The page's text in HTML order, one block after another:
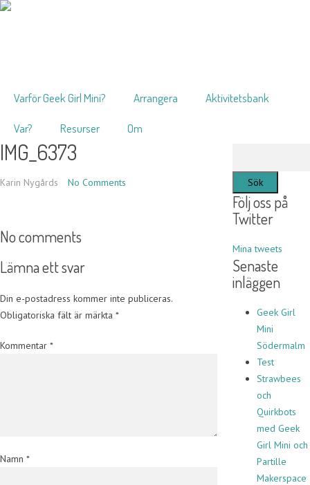
Varför Geek Girl Mini? Arrangera Aktivitetsbank
Var? Resurser Om
IMG_6373
Karin Nygårds No Comments
No comments
Lämna ett svar
Din e-postadress kommer inte publiceras.
Obligatoriska fält är märkta *
Kommentar *
Namn *
Följ oss på
Twitter
Mina tweets
Senaste
inläggen
Geek Girl
Mini
Södermalm
Test
Strawbees
och
Quirkbots
med Geek
Girl Mini och
Partille
Makerspace